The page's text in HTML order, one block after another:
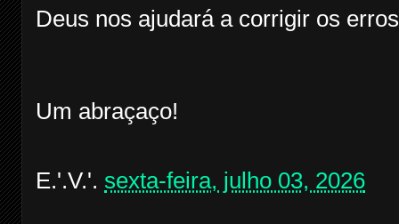
Deus nos ajudará a corrigir os
Um abraçaço!
E.'.V.'. sexta-feira, julho 03, 2026